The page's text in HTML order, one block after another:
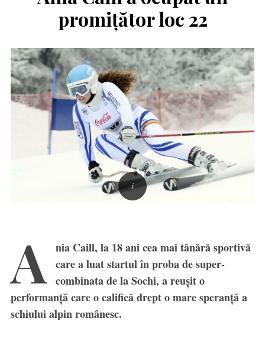
promiţător loc 22
A nia Caill, la 18 ani cea mai tânără sportivă
care a luat startul în proba de super-
combinata de la Sochi, a reuşit o
performanţă care o califică drept o mare speranţă a
schiului alpin românesc.